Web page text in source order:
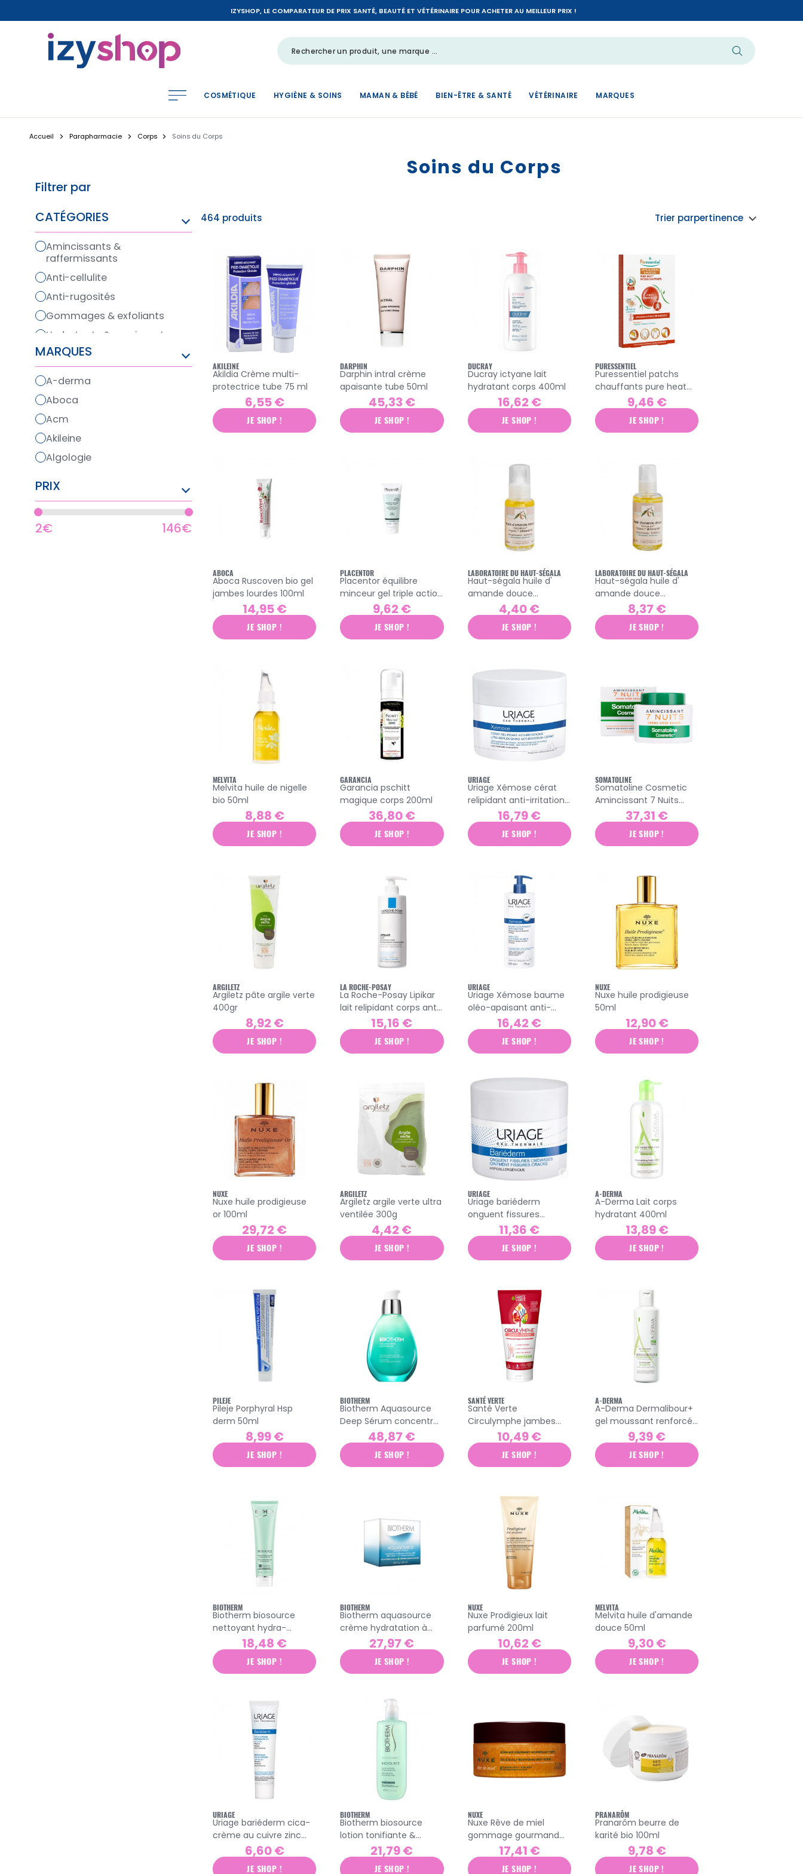
IZYSHOP, LE COMPARATEUR DE PRIX SANTÉ, BEAUTÉ ET VÉTÉRINAIRE POUR ACHETER AU MEILLEUR PRIX !
COSMÉTIQUE HYGIÈNE & SOINS MAMAN & BÉBÉ BIEN-ÊTRE & SANTÉ VÉTÉRINAIRE MARQUES
Accueil Parapharmacie Corps Soins du Corps
Filtrer par
CATÉGORIES
amincissants &
raffermissants
anti-cellulite
anti-rugosités
gommages & exfoliants
hydratants & nourissants
jambes lourdes & circulation
MARQUES
a-derma
aboca
acm
akileine
algologie
aquateal
PRIX
2€ 146€
Soins du Corps
464 produits Trier parpertinence
AKILEINE
Akildia Crème multi-
protectrice tube 75 ml
6,55 €
JE SHOP !
DARPHIN
Darphin intral crème
apaisante tube 50ml
45,33 €
JE SHOP !
DUCRAY
Ducray ictyane lait
hydratant corps 400ml
16,62 €
JE SHOP !
PURESSENTIEL
Puressentiel patchs
chauffants pure heat
articulations & muscles
3 patchs
9,46 €
JE SHOP !
ABOCA
Aboca Ruscoven bio gel
jambes lourdes 100ml
14,95 €
JE SHOP !
PLACENTOR
Placentor équilibre
minceur gel triple action
9,62 €
JE SHOP !
LABORATOIRE DU HAUT-SÉGALA
Haut-ségala huile d'
amande douce
biologique 50ml
4,40 €
JE SHOP !
LABORATOIRE DU HAUT-SÉGALA
Haut-ségala huile d'
amande douce
biologique 100ml
8,37 €
JE SHOP !
MELVITA
Melvita huile de nigelle
bio 50ml
8,88 €
JE SHOP !
GARANCIA
Garancia pschitt
magique corps 200ml
36,80 €
JE SHOP !
URIAGE
Uriage Xémose cérat
relipidant anti-irritations
16,79 €
JE SHOP !
SOMATOLINE
Somatoline Cosmetic
Amincissant 7 Nuits
crème effet chaud
400ml
37,31 €
JE SHOP !
ARGILETZ
Argiletz pâte argile verte
400gr
8,92 €
JE SHOP !
LA ROCHE-POSAY
La Roche-Posay Lipikar
lait relipidant corps anti-
dessèchement 48h
400ml
15,16 €
JE SHOP !
URIAGE
Uriage Xémose baume
oléo-apaisant anti-
grattage 500ml
16,42 €
JE SHOP !
NUXE
Nuxe huile prodigieuse
50ml
12,90 €
JE SHOP !
NUXE
Nuxe huile prodigieuse
or 100ml
29,72 €
JE SHOP !
ARGILETZ
Argiletz argile verte ultra
ventilée 300g
4,42 €
JE SHOP !
URIAGE
Uriage bariéderm
onguent fissures
crevasses 40g
11,36 €
JE SHOP !
A-DERMA
A-Derma Lait corps
hydratant 400ml
13,89 €
JE SHOP !
PILEJE
Pileje Porphyral Hsp
derm 50ml
8,99 €
JE SHOP !
BIOTHERM
Biotherm Aquasource
Deep Sérum concentré
hydratation profonde et
lumière 50ml
48,87 €
JE SHOP !
SANTÉ VERTE
Santé Verte
Circulymphe jambes
légères gel bio 150ml
10,49 €
JE SHOP !
A-DERMA
A-Derma Dermalibour+
gel moussant renforcée
9,39 €
JE SHOP !
BIOTHERM
Biotherm biosource
nettoyant hydra-
minéral mousse
tonifiante 150ml
18,48 €
JE SHOP !
BIOTHERM
Biotherm aquasource
crème hydratation à
diffusion continue 48h
50ml
27,97 €
JE SHOP !
NUXE
Nuxe Prodigieux lait
parfumé 200ml
10,62 €
JE SHOP !
MELVITA
Melvita huile d'amande
douce 50ml
9,30 €
JE SHOP !
URIAGE
Uriage bariéderm cica-
crème au cuivre zinc
6,60 €
JE SHOP !
BIOTHERM
Biotherm biosource
lotion tonifiante &
hydratante 24h - 400ml
21,79 €
JE SHOP !
NUXE
Nuxe Rêve de miel
gommage gourmand
nourrissant corps 175ml
17,41 €
JE SHOP !
PRANARÔM
Pranarôm beurre de
karité bio 100ml
9,78 €
JE SHOP !